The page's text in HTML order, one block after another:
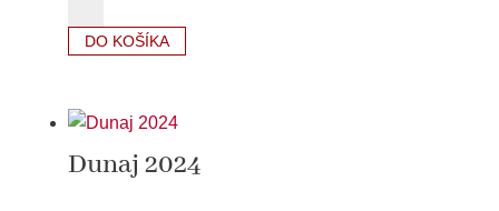
Sauvignon
DO KOŠÍKA
Dunaj 2024